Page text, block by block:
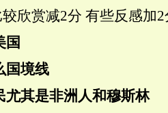
较欣赏减2分 有些反感加2
国
国境线
尤其是非洲人和穆斯林